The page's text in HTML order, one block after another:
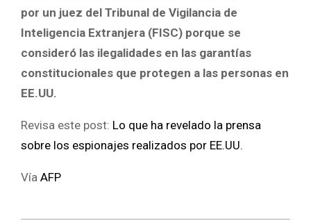
por un juez del Tribunal de Vigilancia de
Inteligencia Extranjera (FISC) porque se
consideró las ilegalidades en las garantías
constitucionales que protegen a las personas en
EE.UU.
Revisa este post: Lo que ha revelado la prensa
sobre los espionajes realizados por EE.UU.
Vía AFP